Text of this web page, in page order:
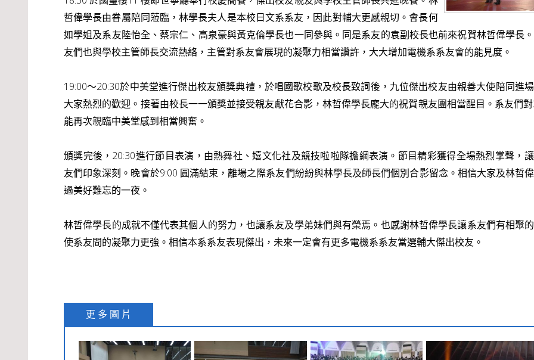
哲偉學長由眷屬陪同蒞臨，林學長夫人是本校日文系系友，因此對輔大更感親切 。會長何
如學姐及系友陸怡全、蔡宗仁、高泉豪與黃克倫學長也一同參與。同是系友的袁副校長也前來祝賀林哲偉學長
友們也與學校主管師長交流熱絡，主管對系友會展現的凝聚力相當讚許，大大增加電機系系友會的能見度。
19:00～20:30於中美堂進行傑出校友頒獎典禮，於唱國歌校歌及校長致詞後，九位傑出校友由親善大使陪同進
大家熱烈的歡迎。接著由校長一一頒獎並接受親友獻花合影，林哲偉學長龐大的祝賀親友團相當醒目。系友們
能再次親臨中美堂感到相當興奮。
頒獎完後 ， 20:30進行節目表演，由熱舞社、嬉文化社及競技啦啦隊擔綱表演。節目精彩獲得全場熱烈掌聲，
友們印象深刻。晚會於9:00 圓滿結束 ，離場之際系友們紛紛與林學長及師長們個別合影留念。相信大家及林哲
過美好難忘的一夜。
林哲偉學長的成就不僅代表其個人的努力，也讓系友及學弟妹們與有榮焉。也感謝林哲偉學長讓系友們有相聚
使系友間的凝聚力更強。相信本系系友表現傑出，未來一定會有更多電機系系友當選輔大傑出校友。
更 多 圖 片